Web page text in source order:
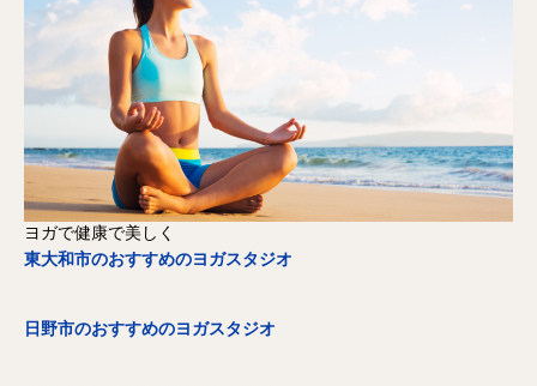
ヨガで健康で美しく
東大和市のおすすめのヨガスタジオ
日野市のおすすめのヨガスタジオ